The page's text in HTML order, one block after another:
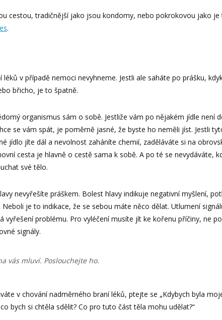
cestou, tradičnější jako jsou kondomy, nebo pokrokovou jako je
.
léků v případě nemoci nevyhneme. Jestli ale saháte po prášku,
břicho, je to špatně.
organismus sám o sobě. Jestliže vám po nějakém jídle není
se vám spát, je poměrně jasné, že byste ho neměli jíst. Jestli
jídlo jíte dál a nevolnost zaháníte chemií, zaděláváte si na
cesta je hlavně o cestě sama k sobě. A po té se nevydáváte,
své tělo.
nevyřešíte práškem. Bolest hlavy indikuje negativní myšlení,
Neboli je to indikace, že se sebou máte něco dělat. Utlumení
vyřešení problému. Pro vyléčení musíte jít ke kořenu příčiny, ne
signály.
vás mluví. Poslouchejte ho.
v chování nadměrného braní léků, ptejte se „Kdybych byla
bych si chtěla sdělit? Co pro tuto část těla mohu udělat?“